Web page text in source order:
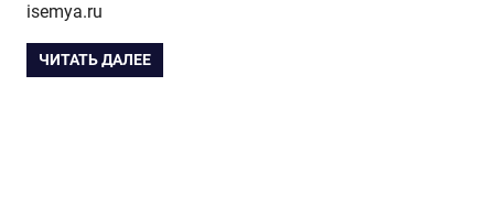
isemya.ru
ЧИТАТЬ ДАЛЕЕ